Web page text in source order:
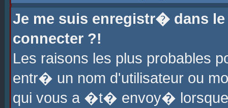
Je me suis enregistr� dans
connecter ?!
Les raisons les plus probables
entr� un nom d'utilisateur ou
qui vous a �t� envoy�